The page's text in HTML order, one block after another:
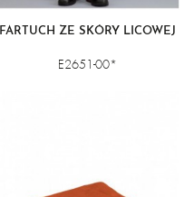
FARTUCH ZE SKÓRY LICOWEJ
E2651-00*